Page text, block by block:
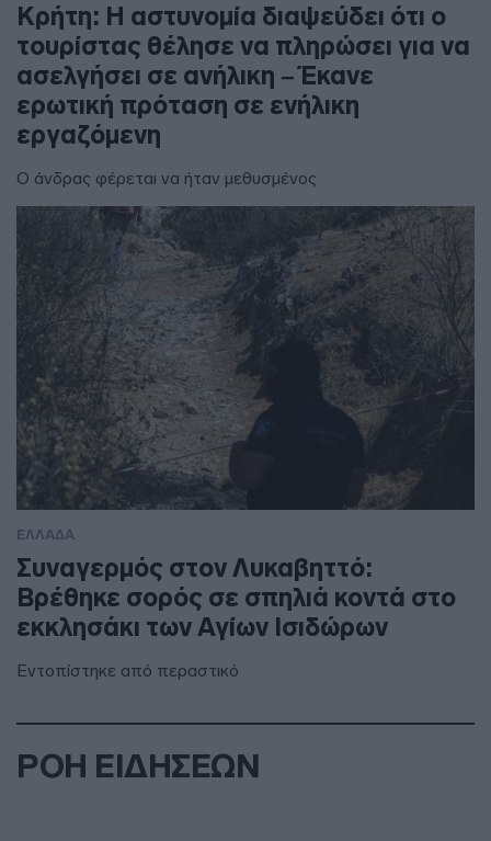
Κρήτη: Η αστυνομία διαψεύδει ότι ο
τουρίστας θέλησε να πληρώσει για να
ασελγήσει σε ανήλικη – Έκανε
ερωτική πρόταση σε ενήλικη
εργαζόμενη
Ο άνδρας φέρεται να ήταν μεθυσμένος
ΕΛΛΑΔΑ
Συναγερμός στον Λυκαβηττό:
Βρέθηκε σορός σε σπηλιά κοντά στο
εκκλησάκι των Αγίων Ισιδώρων
Εντοπίστηκε από περαστικό
ΡΟΗ ΕΙΔΗΣΕΩΝ